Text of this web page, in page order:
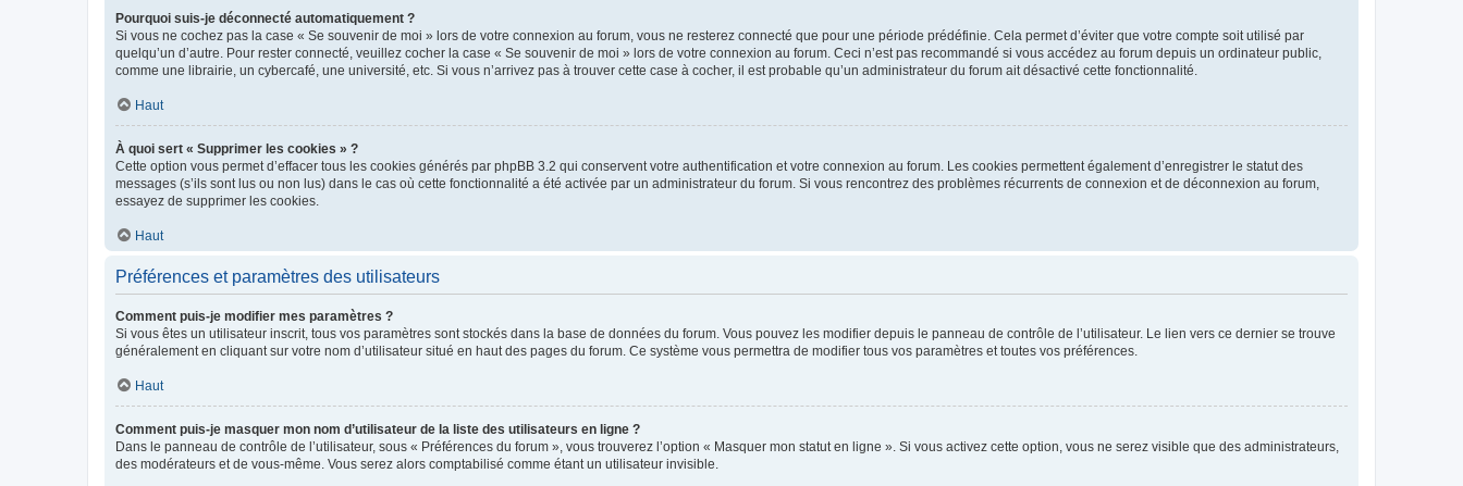
Pourquoi suis-je déconnecté automatiquement ?
Si vous ne cochez pas la case « Se souvenir de moi » lors de votre connexion au forum, vous ne resterez connecté que pour une période prédéfinie. Cela permet d’éviter que votre compte soit utilisé par
quelqu’un d’autre. Pour rester connecté, veuillez cocher la case « Se souvenir de moi » lors de votre connexion au forum. Ceci n’est pas recommandé si vous accédez au forum depuis un ordinateur public,
comme une librairie, un cybercafé, une université, etc. Si vous n’arrivez pas à trouver cette case à cocher, il est probable qu’un administrateur du forum ait désactivé cette fonctionnalité.
Haut
À quoi sert « Supprimer les cookies » ?
Cette option vous permet d’effacer tous les cookies générés par phpBB 3.2 qui conservent votre authentification et votre connexion au forum. Les cookies permettent également d’enregistrer le statut des
messages (s’ils sont lus ou non lus) dans le cas où cette fonctionnalité a été activée par un administrateur du forum. Si vous rencontrez des problèmes récurrents de connexion et de déconnexion au forum,
essayez de supprimer les cookies.
Haut
Préférences et paramètres des utilisateurs
Comment puis-je modifier mes paramètres ?
Si vous êtes un utilisateur inscrit, tous vos paramètres sont stockés dans la base de données du forum. Vous pouvez les modifier depuis le panneau de contrôle de l’utilisateur. Le lien vers ce dernier se trouve
généralement en cliquant sur votre nom d’utilisateur situé en haut des pages du forum. Ce système vous permettra de modifier tous vos paramètres et toutes vos préférences.
Haut
Comment puis-je masquer mon nom d’utilisateur de la liste des utilisateurs en ligne ?
Dans le panneau de contrôle de l’utilisateur, sous « Préférences du forum », vous trouverez l’option « Masquer mon statut en ligne ». Si vous activez cette option, vous ne serez visible que des administrateurs,
des modérateurs et de vous-même. Vous serez alors comptabilisé comme étant un utilisateur invisible.